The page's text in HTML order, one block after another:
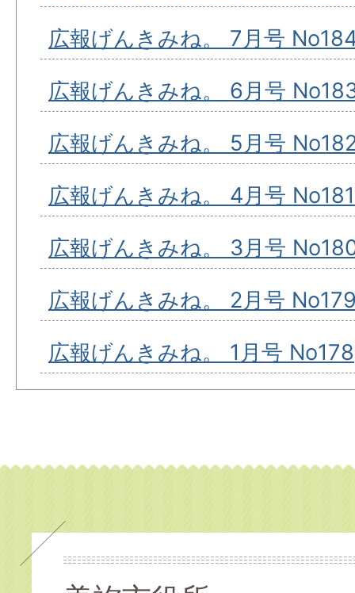
広報げんきみね。 7月号
広報げんきみね。 6月号
広報げんきみね。 5月号
広報げんきみね。 4月号 No181
広報げんきみね。 3月号
広報げんきみね。 2月号
広報げんきみね。 1月号 No178